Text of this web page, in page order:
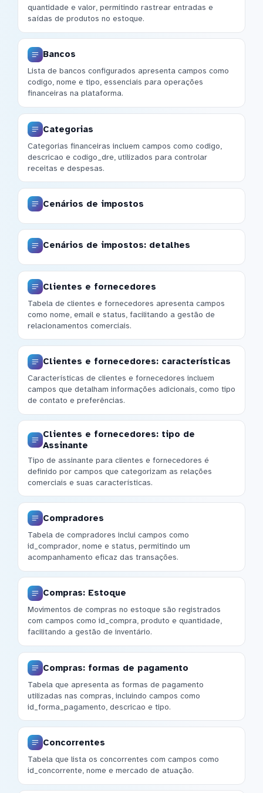
quantidade e valor, permitindo rastrear entradas e
saídas de produtos no estoque.
Bancos
Lista de bancos configurados apresenta campos como
codigo, nome e tipo, essenciais para operações
financeiras na plataforma.
Categorias
Categorias financeiras incluem campos como codigo,
descricao e codigo_dre, utilizados para controlar
receitas e despesas.
Cenários de impostos
Cenários de impostos: detalhes
Clientes e fornecedores
Tabela de clientes e fornecedores apresenta campos
como nome, email e status, facilitando a gestão de
relacionamentos comerciais.
Clientes e fornecedores: características
Características de clientes e fornecedores incluem
campos que detalham informações adicionais, como tipo
de contato e preferências.
Clientes e fornecedores: tipo de
Assinante
Tipo de assinante para clientes e fornecedores é
definido por campos que categorizam as relações
comerciais e suas características.
Compradores
Tabela de compradores inclui campos como
id_comprador, nome e status, permitindo um
acompanhamento eficaz das transações.
Compras: Estoque
Movimentos de compras no estoque são registrados
com campos como id_compra, produto e quantidade,
facilitando a gestão de inventário.
Compras: formas de pagamento
Tabela que apresenta as formas de pagamento
utilizadas nas compras, incluindo campos como
id_forma_pagamento, descricao e tipo.
Concorrentes
Tabela que lista os concorrentes com campos como
id_concorrente, nome e mercado de atuação.